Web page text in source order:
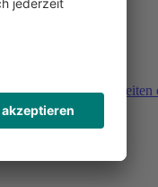
Fragen,